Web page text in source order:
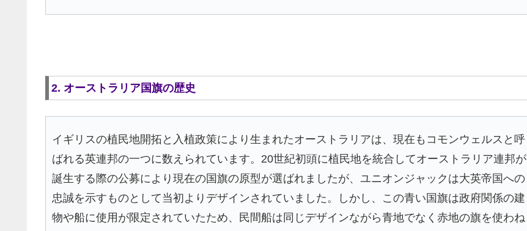
2. オーストラリア国旗の歴史
イギリスの植民地開拓と入植政策により生まれたオーストラリアは、現在もコモンウェルスと呼
ばれる英連邦の一つに数えられています。20世紀初頭に植民地を統合してオーストラリア連邦が
誕生する際の公募により現在の国旗の原型が選ばれましたが、ユニオンジャックは大英帝国への
忠誠を示すものとして当初よりデザインされていました。しかし、この青い国旗は政府関係の建
物や船に使用が限定されていたため、民間船は同じデザインながら青地でなく赤地の旗を使わね